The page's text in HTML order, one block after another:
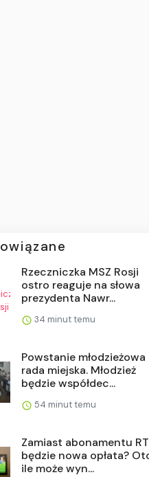
Rzeczniczka MSZ Rosji
ostro reaguje na słowa
prezydenta Nawr...
34 minut temu
Powstanie młodzieżowa
rada miejska. Młodzież
będzie współdec...
54 minut temu
Zamiast abonamentu
będzie nowa opłata?
ile może wyn...